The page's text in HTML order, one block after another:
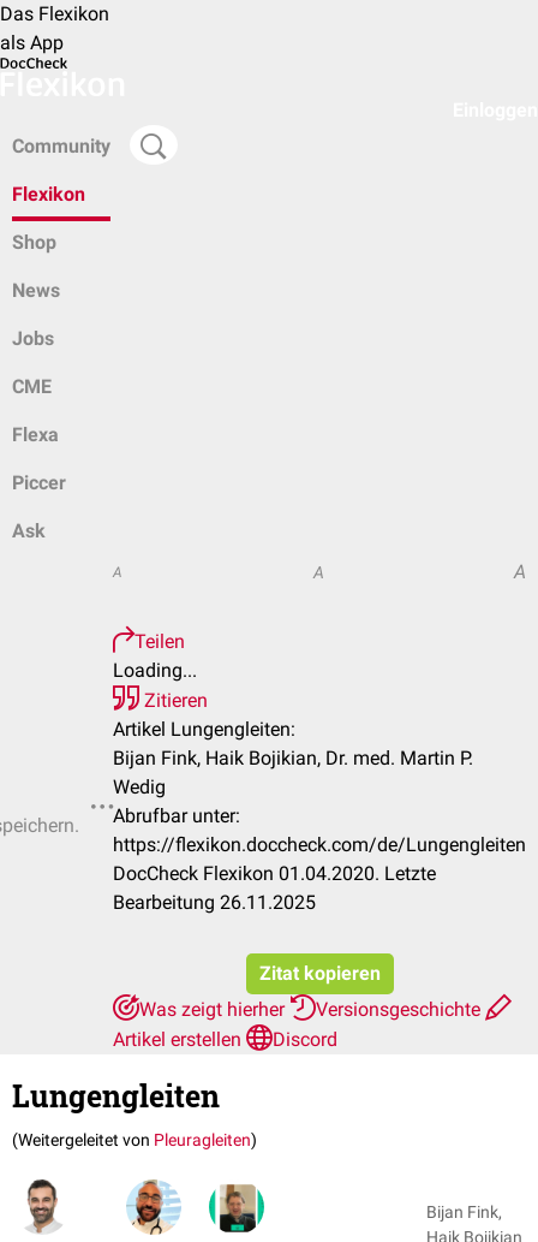
Das Flexikon
als App
Community
Flexikon
Shop
News
Jobs
CME
Flexa
Piccer
Ask
A A A
Teilen
Loading...
Zitieren
Artikel Lungengleiten:
Bijan Fink, Haik Bojikian, Dr. med. Martin P.
Wedig
Abrufbar unter:
https://flexikon.doccheck.com/de/Lungengleiten
DocCheck Flexikon 01.04.2020. Letzte
Bearbeitung 26.11.2025
Zitat kopieren
Was zeigt hierher
Versionsgeschichte
Artikel erstellen
Discord
Lungengleiten
(Weitergeleitet von Pleuragleiten)
Bijan Fink,
Haik Bojikian